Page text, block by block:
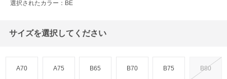
選択されたカラー：BE
サイズを選択してください
A70 A75 B65 B70 B75 B80